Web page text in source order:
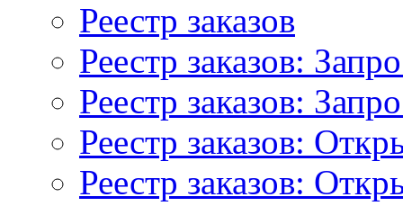
Реестр заказов
Реестр заказов:
Реестр заказов:
Реестр заказов:
Реестр заказов: